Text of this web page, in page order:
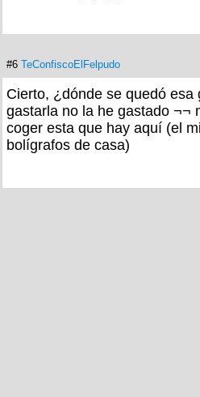
#6 TeConfiscoElFelpudo
Cierto, ¿dónde se quedó esa
gastarla no la he gastado ¬¬
coger esta que hay aquí (el
bolígrafos de casa)